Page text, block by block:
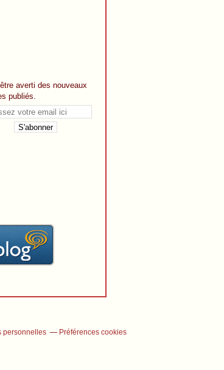
averti des nouveaux
publiés.
personnelles Préférences cookies